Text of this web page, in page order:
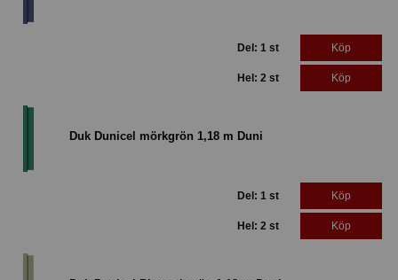
Del: 1 st Köp
Hel: 2 st Köp
Duk Dunicel mörkgrön 1,18 m Duni
Del: 1 st Köp
Hel: 2 st Köp